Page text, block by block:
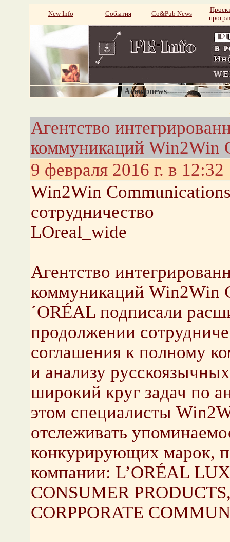
New Info События Со&Pub News
Агентство
коммуникаций Win2Win
9 февраля 2016 г. в 12:32
Win2Win
сотрудничество
LOreal_wide
Агентство
коммуникаций Win2Win
´ORÉAL подписали
продолжении
соглашения к полному
и анализу
широкий круг задач по
этом специалисты
отслеживать
конкурирующих марок,
компании: L’ORÉAL
CONSUMER
CORPPORATE